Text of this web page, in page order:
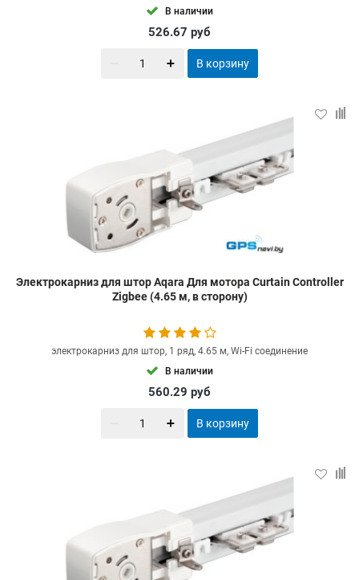
В наличии
526.67 руб
В корзину
Электрокарниз для штор Aqara Для мотора Curtain Controller
Zigbee (4.65 м, в сторону)
электрокарниз для штор, 1 ряд, 4.65 м, Wi-Fi соединение
В наличии
560.29 руб
В корзину